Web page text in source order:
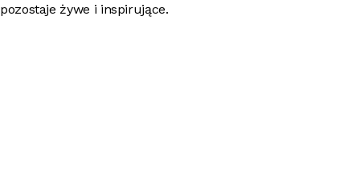
pozostaje żywe i inspirujące.